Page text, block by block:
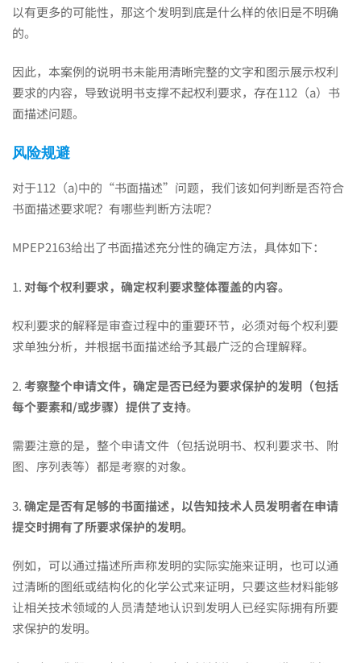
以有更多的可能性，那这个发明到底是什么样的依旧是不明确
的。
因此，本案例的说明书未能用清晰完整的文字和图示展示权利
要求的内容，导致说明书支撑不起权利要求，存在112（a）书
面描述问题。
风险规避
对于112（a)中的“书面描述”问题，我们该如何判断是否符合
书面描述要求呢？有哪些判断方法呢？
MPEP2163给出了书面描述充分性的确定方法，具体如下：
1. 对每个权利要求，确定权利要求整体覆盖的内容。
权利要求的解释是审查过程中的重要环节，必须对每个权利要
求单独分析，并根据书面描述给予其最广泛的合理解释。
2.考察整个申请文件，确定是否已经为要求保护的发明（包括
每个要素和/或步骤）提供了支持。
需要注意的是，整个申请文件（包括说明书、权利要求书、附
图、序列表等）都是考察的对象。
3.确定是否有足够的书面描述，以告知技术人员发明者在申请
提交时拥有了所要求保护的发明。
例如，可以通过描述所声称发明的实际实施来证明，也可以通
过清晰的图纸或结构化的化学公式来证明，只要这些材料能够
让相关技术领域的人员清楚地认识到发明人已经实际拥有所要
求保护的发明。